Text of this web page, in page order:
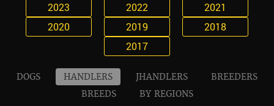
2023
2022
2021
2020
2019
2018
2017
DOGS HANDLERS JHANDLERS
BREEDERS
BREEDS
BY REGIONS